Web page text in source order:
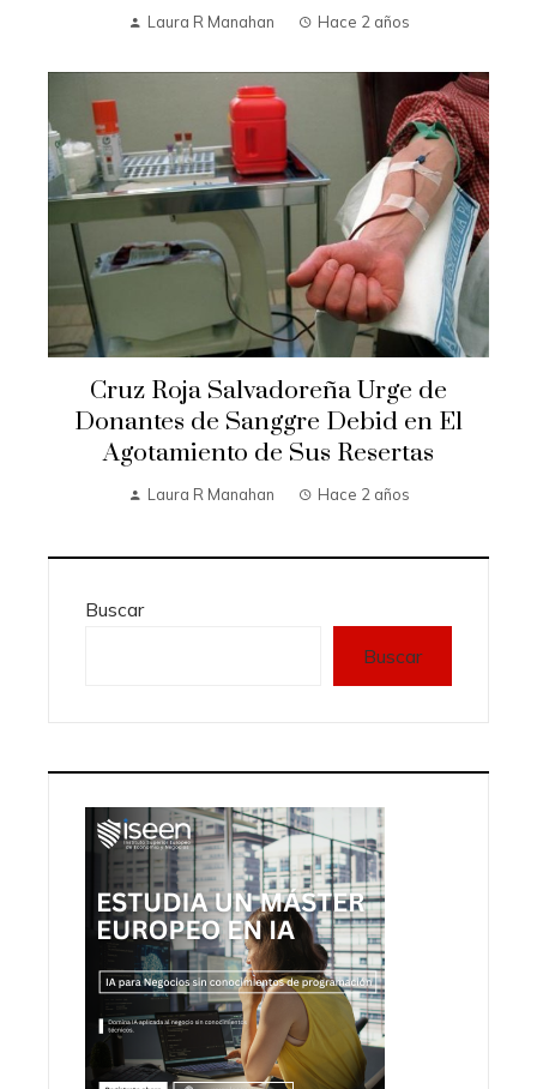
Laura R Manahan Hace 2 años
Cruz Roja Salvadoreña Urge de
Donantes de Sanggre Debid en El
Agotamiento de Sus Resertas
Laura R Manahan Hace 2 años
Buscar
Buscar